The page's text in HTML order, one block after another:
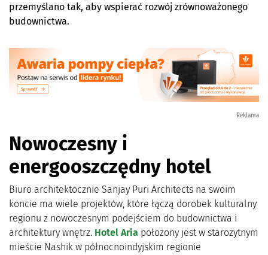
przemyślano tak, aby wspierać rozwój zrównoważonego
budownictwa.
Reklama
Nowoczesny i
energooszczędny hotel
Biuro architektocznie Sanjay Puri Architects na swoim
koncie ma wiele projektów, które łączą dorobek kulturalny
regionu z nowoczesnym podejściem do budownictwa i
architektury wnętrz. Hotel Aria położony jest w starożytnym
mieście Nashik w północnoindyjskim regionie